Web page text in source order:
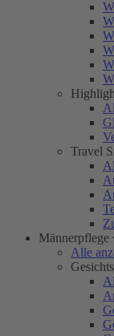
Travel
Männerpflege
Alle